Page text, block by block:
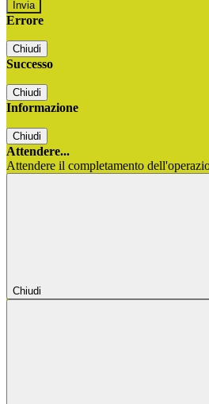
Errore
Chiudi
Successo
Chiudi
Informazione
Chiudi
Attendere...
Attendere il completamento
Chiudi